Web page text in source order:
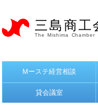
三島商工
The Mishima
Mーステ経営相談
貸会議室